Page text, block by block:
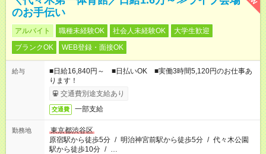
のお手伝い
アルバイト 職種未経験OK 社会人未経験OK
大学生歓迎
ブランクOK
WEB登録・面接OK
給与
■日給16,840円～ ■日払いOK ■実働3時間5,120円のお仕事あ
ります！
交通費別途支給あり
交通費 一部支給
勤務地
東京都渋谷区
原宿駅から徒歩5分 / 明治神宮前駅から徒歩5分 / 代々木公園
駅から徒歩10分 / …